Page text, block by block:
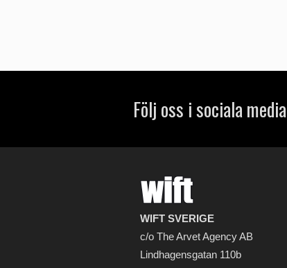
Följ oss i sociala media
WIFT SVERIGE
c/o The Arvet Agency AB
Lindhagensgatan 110b